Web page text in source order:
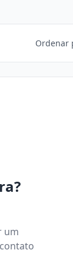
Ordenar
um